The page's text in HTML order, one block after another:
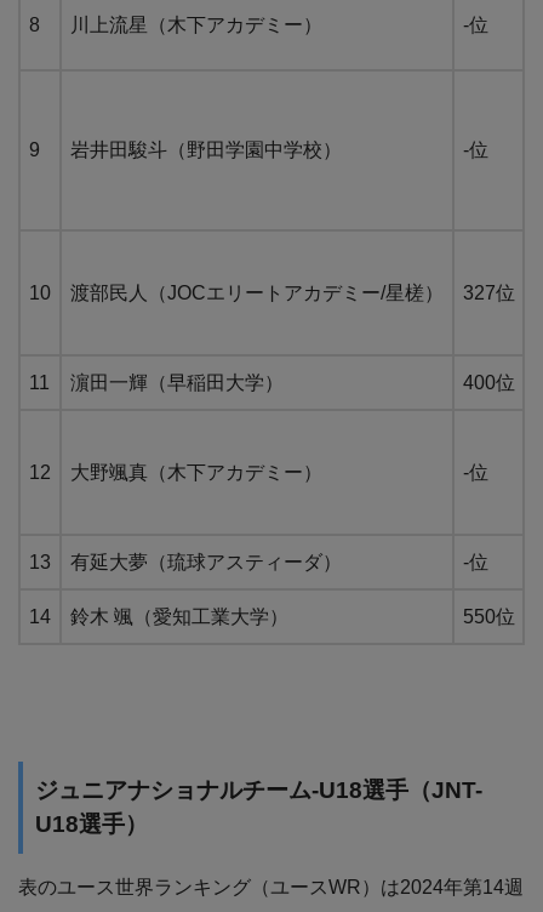
8 川上流星（木下アカデミー） -位
9 岩井田駿斗（野田学園中学校） -位
10 渡部民人（JOCエリートアカデミー/星槎） 327位
11 濵田一輝（早稲田大学） 400位
12 大野颯真（木下アカデミー） -位
13 有延大夢（琉球アスティーダ） -位
14 鈴木 颯（愛知工業大学） 550位
ジュニアナショナルチーム-U18選手（JNT-
U18選手）
表のユース世界ランキング（ユースWR）は2024年第14週